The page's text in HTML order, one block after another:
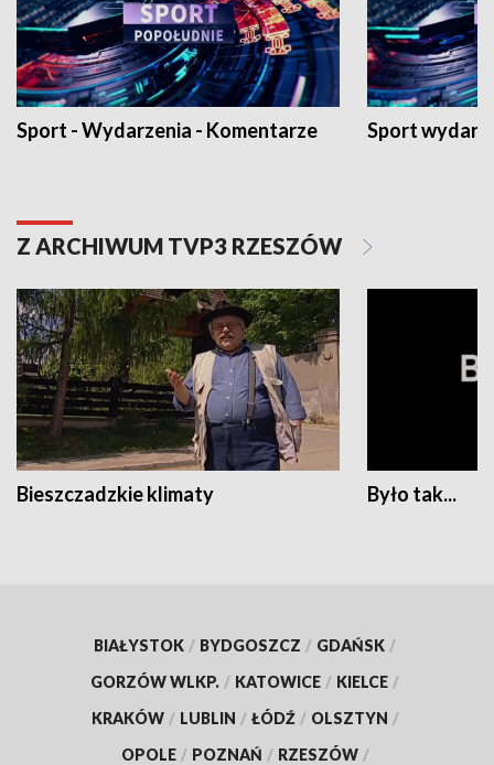
Sport - Wydarzenia - Komentarze Sport
Z ARCHIWUM TVP3 RZESZÓW
Bieszczadzkie klimaty Było tak...
BIAŁYSTOK / BYDGOSZCZ / GDAŃSK /
GORZÓW WLKP. / KATOWICE / KIELCE /
KRAKÓW / LUBLIN / ŁÓDŹ / OLSZTYN /
OPOLE / POZNAŃ / RZESZÓW /